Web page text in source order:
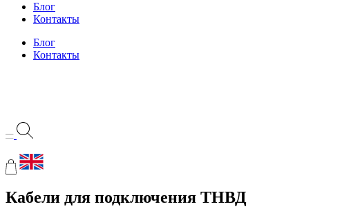
Блог
Контакты
Блог
Контакты
Кабели для подключения ТНВД